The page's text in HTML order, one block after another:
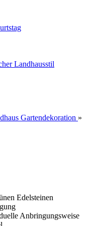
Landhausstil
Gartendekoration »